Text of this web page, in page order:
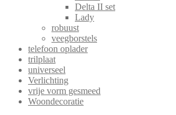
Delta II set
Lady
robuust
veegborstels
telefoon oplader
trilplaat
universeel
Verlichting
vrije vorm gesmeed
Woondecoratie